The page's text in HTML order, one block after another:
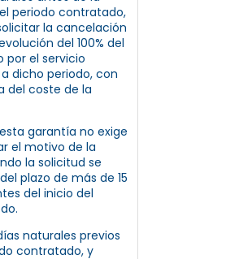
periodo contratado,
la cancelación
del 100% del
por el servicio
dicho periodo, con
del coste de la
garantía no exige
el motivo de la
la solicitud se
plazo de más de 15
del inicio del
naturales previos
contratado, y